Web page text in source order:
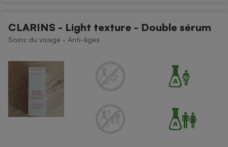
CLARINS - Light texture - Double sérum
Soins du visage - Anti-âges